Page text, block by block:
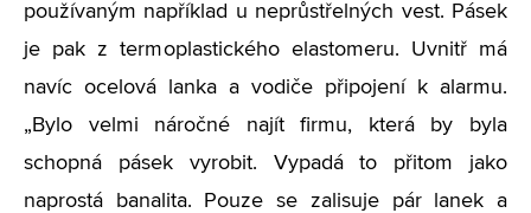
používaným například u neprůstřelných vest. Pásek
je pak z termoplastického elastomeru. Uvnitř má
navíc ocelová lanka a vodiče připojení k alarmu.
„Bylo velmi náročné najít firmu, která by byla
schopná pásek vyrobit. Vypadá to přitom jako
naprostá banalita. Pouze se zalisuje pár lanek a